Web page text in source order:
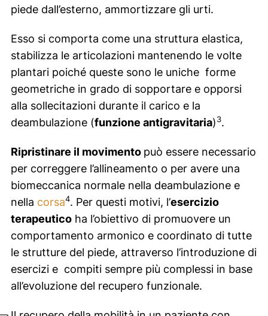
piede dall’esterno, ammortizzare gli urti.
Esso si comporta come una struttura elastica,
stabilizza le articolazioni mantenendo le volte
plantari poiché queste sono le uniche forme
geometriche in grado di sopportare e opporsi
alla sollecitazioni durante il carico e la
deambulazione (funzione antigravitaria)3.
Ripristinare il movimento può essere necessario
per correggere l’allineamento o per avere una
biomeccanica normale nella deambulazione e
nella corsa4. Per questi motivi, l’esercizio
terapeuticoha l’obiettivo di promuovere un
comportamento armonico e coordinato di tutte
le strutture del piede, attraverso l’introduzione di
esercizi e compiti sempre più complessi in base
all’evoluzione del recupero funzionale.